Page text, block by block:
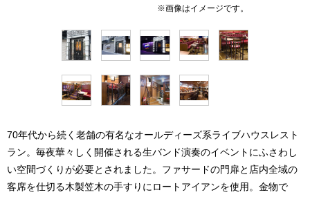
70年代から続く老舗の有名なオールディーズ系ライブハウスレスト
ラン。毎夜華々しく開催される生バンド演奏のイベントにふさわし
い空間づくりが必要とされました。ファサードの門扉と店内全域の
客席を仕切る木製笠木の手すりにロートアイアンを使用。金物で